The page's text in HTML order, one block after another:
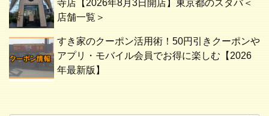
寺店【2026年8月3日開店】東京都のスタバ＜
店舗一覧＞
すき家のクーポン活用術！50円引きクーポンや
アプリ・モバイル会員でお得に楽しむ【2026
年最新版】